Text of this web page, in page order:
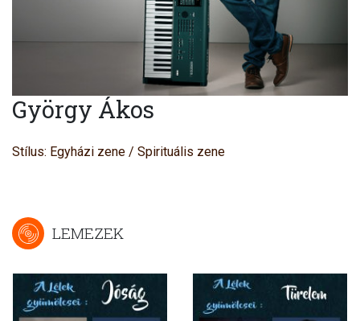
György Ákos
Stílus: Egyházi zene / Spirituális zene
LEMEZEK